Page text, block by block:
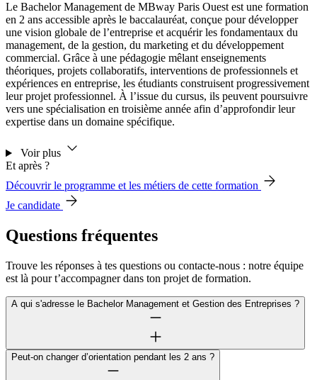
Le Bachelor Management de MBway Paris Ouest est une formation
en 2 ans accessible après le baccalauréat, conçue pour développer
une vision globale de l’entreprise et acquérir les fondamentaux du
management, de la gestion, du marketing et du développement
commercial. Grâce à une pédagogie mêlant enseignements
théoriques, projets collaboratifs, interventions de professionnels et
expériences en entreprise, les étudiants construisent progressivement
leur projet professionnel. À l’issue du cursus, ils peuvent poursuivre
vers une spécialisation en troisième année afin d’approfondir leur
expertise dans un domaine spécifique.
Voir plus
Et après ?
Découvrir le programme et les métiers de cette formation
Je candidate
Questions fréquentes
Trouve les réponses à tes questions ou contacte-nous : notre équipe
est là pour t’accompagner dans ton projet de formation.
A qui s'adresse le Bachelor Management et Gestion des Entreprises ?
Peut-on changer d’orientation pendant les 2 ans ?